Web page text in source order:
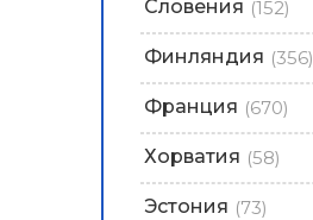
Словения (152)
Финляндия (356)
Франция (670)
Хорватия (58)
Эстония (73)